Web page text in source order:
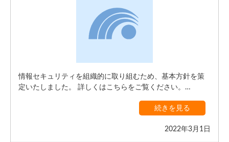
情報セキュリティを組織的に取り組むため、基本方針を策
定いたしました。 詳しくはこちらをご覧ください。…
続きを見る
2022年3月1日